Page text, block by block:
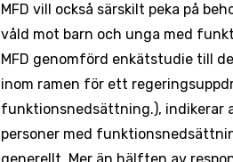
MFD vill också särskilt peka på
våld mot barn och unga med
MFD genomförd enkätstudie till
inom ramen för ett
funktionsnedsättning.), indikerar
personer med